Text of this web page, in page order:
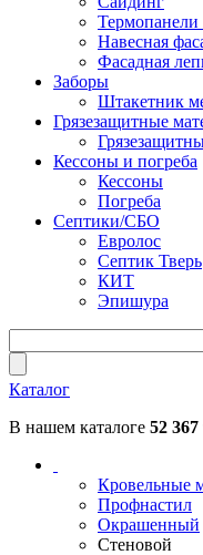
Термопанели
Навесная
Фасадная
Заборы
Штакетник
Грязезащитные
Кессоны и погреба
Кессоны
Погреба
Септики/СБО
Евролос
Септик Тверь
КИТ
Эпишура
Каталог
В нашем каталоге 52 367
Кровельные
Профнастил
Окрашенный
Стеновой